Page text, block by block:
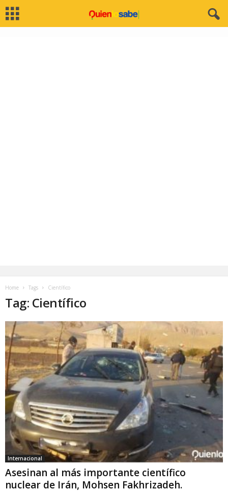
Home Tags Científico
Tag: Científico
Internacional
Asesinan al más importante científico
nuclear de Irán, Mohsen Fakhrizadeh.